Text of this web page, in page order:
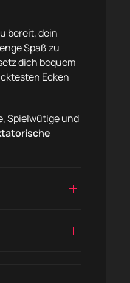
bereit, dein
Spaß zu
dich bequem
Ecken
Spielwütige und